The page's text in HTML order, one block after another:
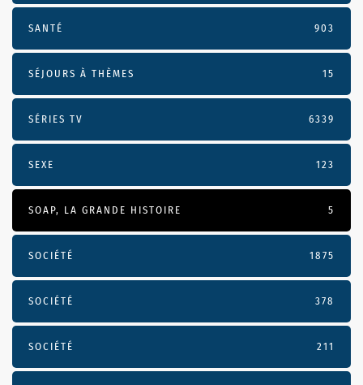
SANTÉ 903
SÉJOURS À THÈMES 15
SÉRIES TV 6339
SEXE 123
SOAP, LA GRANDE HISTOIRE 5
SOCIÉTÉ 1875
SOCIÉTÉ 378
SOCIÉTÉ 211